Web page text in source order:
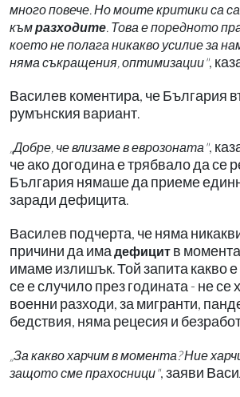
много повече. Но моите критики са
къмразходите . Това е поредното
което не полага никакво усилие за
няма съкращения, оптимизации",
Василев коментира, че България
румънския вариант.
„Добре, че влизаме в еврозоната",
че ако догодина е трябвало да се
България нямаше да приеме
заради дефицита.
Василев подчерта, че няма
причини да има дефицит в
имаме излишък. Той запита какво
се е случило през годината - не се
военни разходи, за мигранти,
бедствия, няма рецесия и
„За какво харчим в момента? Ние
защото сме прахосници", заяви